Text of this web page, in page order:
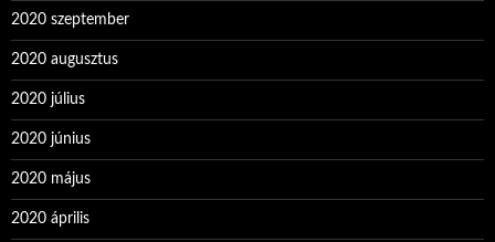
2020 szeptember
2020 augusztus
2020 július
2020 június
2020 május
2020 április